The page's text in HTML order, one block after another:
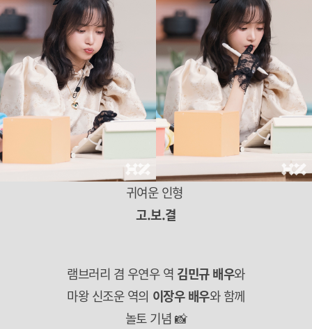
귀여운 인형
고.보.결
램브러리 겸 우연우 역 김민규 배우와
마왕 신조운 역의 이장우 배우와 함께
놀토 기념 📸